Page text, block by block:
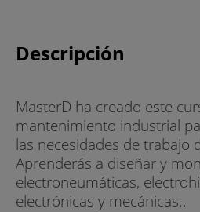
Descripción
MasterD ha creado este
mantenimiento industrial
las necesidades de trabajo
Aprenderás a diseñar y
electroneumáticas,
electrónicas y mecánicas..